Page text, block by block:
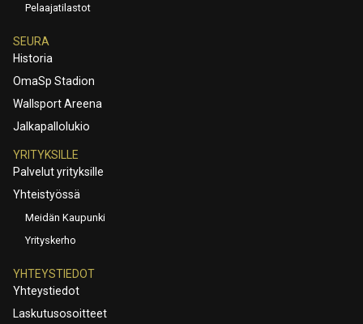
Pelaajatilastot
SEURA
Historia
OmaSp Stadion
Wallsport Areena
Jalkapallolukio
YRITYKSILLE
Palvelut yrityksille
Yhteistyössä
Meidän Kaupunki
Yrityskerho
YHTEYSTIEDOT
Yhteystiedot
Laskutusosoitteet